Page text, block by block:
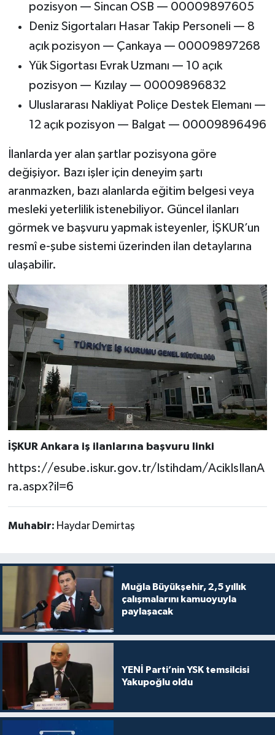
pozisyon — Sincan OSB — 00009897605
Deniz Sigortaları Hasar Takip Personeli — 8
açık pozisyon — Çankaya — 00009897268
Yük Sigortası Evrak Uzmanı — 10 açık
pozisyon — Kızılay — 00009896832
Uluslararası Nakliyat Poliçe Destek Elemanı —
12 açık pozisyon — Balgat — 00009896496
İlanlarda yer alan şartlar pozisyona göre
değişiyor. Bazı işler için deneyim şartı
aranmazken, bazı alanlarda eğitim belgesi veya
mesleki yeterlilik istenebiliyor. Güncel ilanları
görmek ve başvuru yapmak isteyenler, İŞKUR’un
resmî e-şube sistemi üzerinden ilan detaylarına
ulaşabilir.
İŞKUR Ankara iş ilanlarına başvuru linki
https://esube.iskur.gov.tr/Istihdam/AcikIsIlanA
ra.aspx?il=6
Muhabir: Haydar Demirtaş
Muğla Büyükşehir, 2,5 yıllık
çalışmalarını kamuoyuyla
paylaşacak
YENİ Parti’nin YSK temsilcisi
Yakupoğlu oldu